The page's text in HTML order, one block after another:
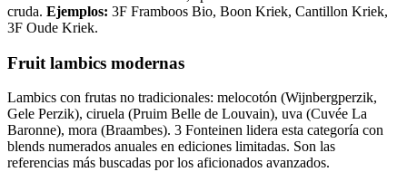
cruda. Ejemplos: 3F Framboos Bio, Boon Kriek, Cantillon Kriek,
3F Oude Kriek.
Fruit lambics modernas
Lambics con frutas no tradicionales: melocotón (Wijnbergperzik,
Gele Perzik), ciruela (Pruim Belle de Louvain), uva (Cuvée La
Baronne), mora (Braambes). 3 Fonteinen lidera esta categoría con
blends numerados anuales en ediciones limitadas. Son las
referencias más buscadas por los aficionados avanzados.